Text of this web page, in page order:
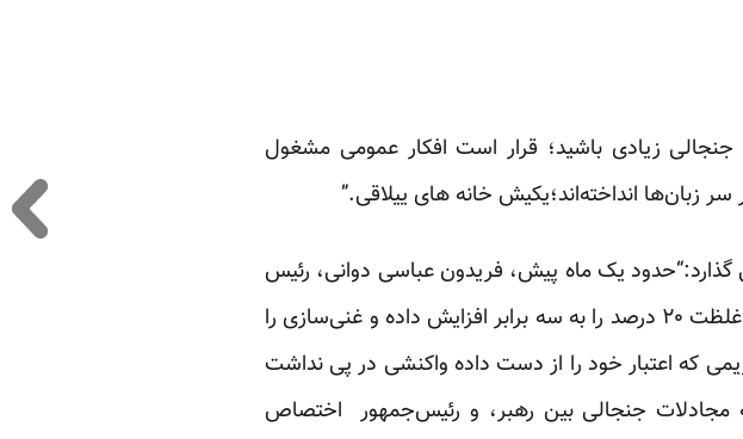
زیادی باشید؛ قرار است افکار عمومی مشغول
زبان‌ها انداخته‌اند؛یکیش خانه های ییلاقی.”
گذارد:“حدود یک ماه پیش، فریدون عباسی دوانی، رئیس
سازمان انرژی اتمی ایران اعلام کرد این کشور قصد دارد تولید اورانیوم با غلظت ۲۰ درصد را به سه برابر افزایش داده و غنی‌سازی را
که اعتبار خود را از دست داده واکنشی در پی نداشت
جنجالی بین رهبر، و رئیس‌جمهور اختصاص